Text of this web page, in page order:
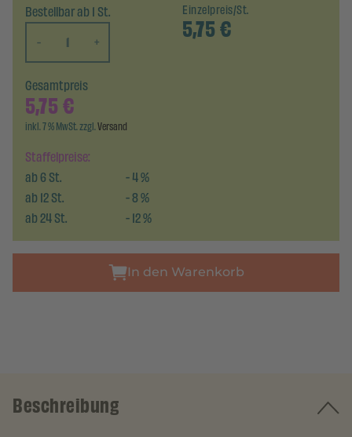
Bestellbar ab 1 St.
-
+
Einzelpreis/St.
5,75€
Staffelpreise:
ab6St. -4%
ab12St. -8%
ab24St. -12%
Gesamtpreis
5,75€
inkl. 7 % MwSt. zzgl.Versand
In den Warenkorb
Beschreibung